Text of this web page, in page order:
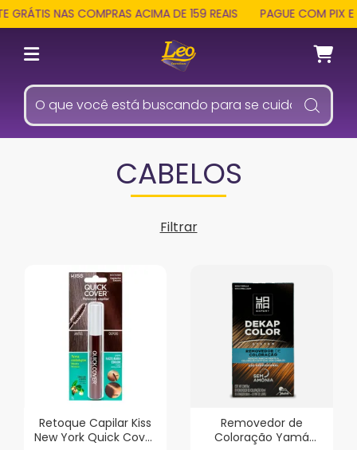
NAS COMPRAS ACIMA DE 159 REAIS PAGUE COM PIX E
CABELOS
Filtrar
Retoque Capilar Kiss
New York Quick Cover
Removedor de
Coloração Yam